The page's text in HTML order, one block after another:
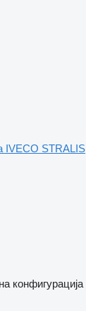
IVECO STRALIS
конфигурација